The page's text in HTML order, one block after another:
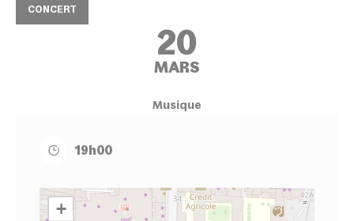
CONCERT
20
MARS
Musique
19h00
+